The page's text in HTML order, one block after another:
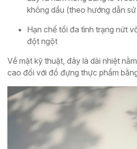
không dầu (theo hướng dẫn
Hạn chế tối đa tình trạng nứt
đột ngột
Về mặt kỹ thuật, đây là dải nhiệt
cao đối với đồ đựng thực phẩm